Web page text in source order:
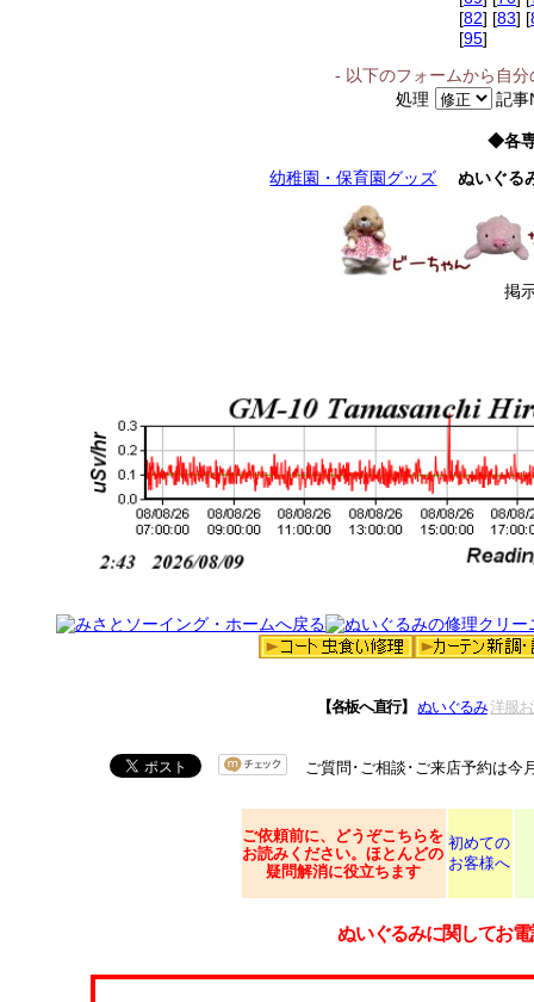
[82] [83] [
[95]
- 以下のフォームから自
処理
記
◆各
幼稚園・保育園グッズ
ぬいぐる
掲
【各板へ直行】 ぬいぐるみ 洋服
ご質問･ご相談･ご来店予約は今
ご依頼前に、どうぞこちらを
お読みください。ほとんどの
疑問解消に役立ちます
初めての
お客様へ
ぬいぐるみに関してお